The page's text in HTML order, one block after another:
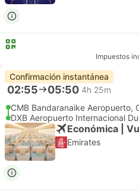
Impuestos
Confirmación instantánea
02:55 05:50 4h 25m
CMB Bandaranaike Aeropuerto,
DXB Aeropuerto Internacional
Económica |
Emirates